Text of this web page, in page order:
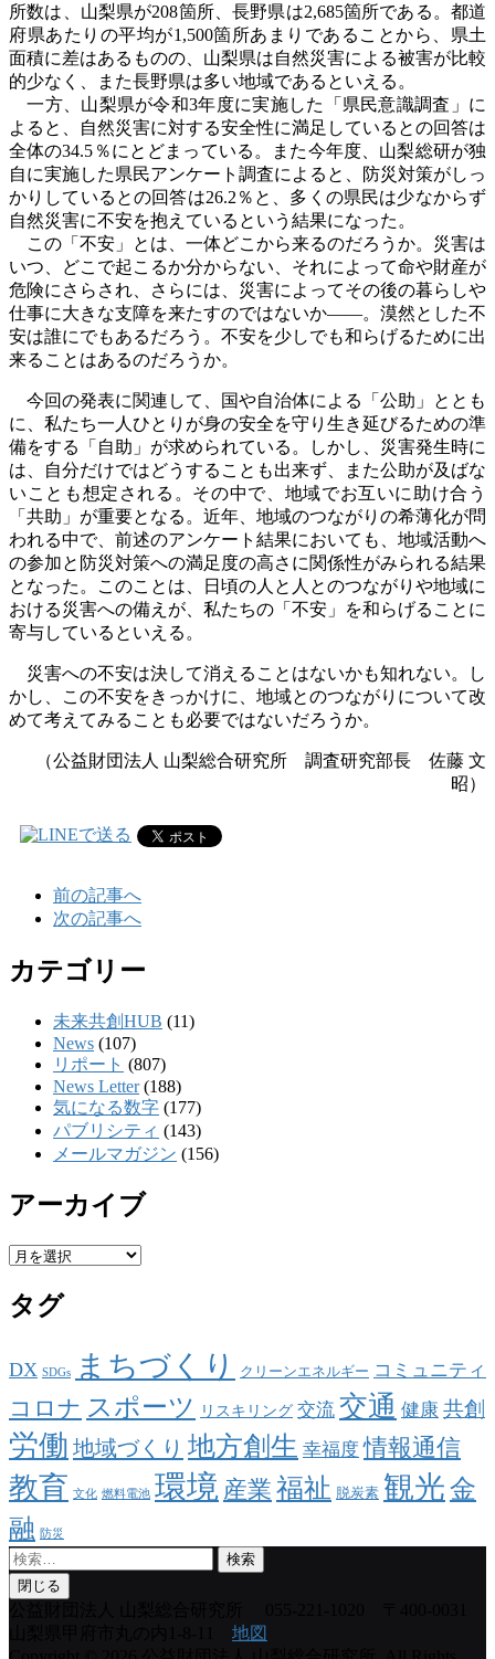
所数は、山梨県が208箇所、長野県は2,685箇所である。都道
府県あたりの平均が1,500箇所あまりであることから、県土
面積に差はあるものの、山梨県は自然災害による被害が比較
的少なく、また長野県は多い地域であるといえる。
一方、山梨県が令和3年度に実施した「県民意識調査」に
よると、自然災害に対する安全性に満足しているとの回答は
全体の34.5 ％にとどまっている。また今年度、山梨総研が独
自に実施した県民アンケート調査によると、防災対策がしっ
かりしているとの回答は26.2 ％と、多くの県民は少なからず
自然災害に不安を抱えているという結果になった。
この「不安」とは、一体どこから来るのだろうか。災害は
いつ、どこで起こるか分からない、それによって命や財産が
危険にさらされ、さらには、災害によってその後の暮らしや
仕事に大きな支障を来たすのではないか――。漠然とした不
安は誰にでもあるだろう。不安を少しでも和らげるために出
来ることはあるのだろうか。
今回の発表に関連して、国や自治体による「公助」ととも
に、私たち一人ひとりが身の安全を守り生き延びるための準
備をする「自助」が求められている。しかし、災害発生時に
は、自分だけではどうすることも出来ず、また公助が及ばな
いことも想定される。その中で、地域でお互いに助け合う
「共助」が重要となる。近年、地域のつながりの希薄化が問
われる中で、前述のアンケート結果においても、地域活動へ
の参加と防災対策への満足度の高さに関係性がみられる結果
となった。このことは、日頃の人と人とのつながりや地域に
おける災害への備えが、私たちの「不安」を和らげることに
寄与しているといえる。
災害への不安は決して消えることはないかも知れない。し
かし、この不安をきっかけに、地域とのつながりについて改
めて考えてみることも必要ではないだろうか。
（公益財団法人 山梨総合研究所 調査研究部長 佐藤 文
昭）
前の記事へ
次の記事へ
カテゴリー
未来共創HUB (11)
News (107)
リポート (807)
News Letter(188)
気になる数字 (177)
パブリシティ (143)
メールマガジン (156)
アーカイブ
ア
カ
イ
タグ
DX SDGs まちづくり クリーンエネルギー コミュニティ
コロナ スポーツ リスキリング 交流 交通 健康 共創
労働 地域づくり 地方創生 幸福度 情報通信
教育 文化 燃料電池 環境 産業 福祉 脱炭素 観光金
融
防災
検
索:閉じる
地図